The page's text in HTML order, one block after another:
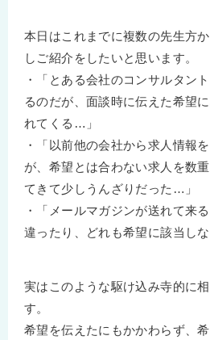
本日はこれまでに複数の先生方
しご紹介をしたいと思います。
・「とある会社のコンサルタン
るのだが、面談時に伝えた希望
れてくる…」
・「以前他の会社から求人情報
が、希望とは合わない求人を数
てきて少しうんざりだった…」
・「メールマガジンが送れて来
違ったり、どれも希望に該当し
実はこのような駆け込み寺的に
す。
希望を伝えたにもかかわらず、